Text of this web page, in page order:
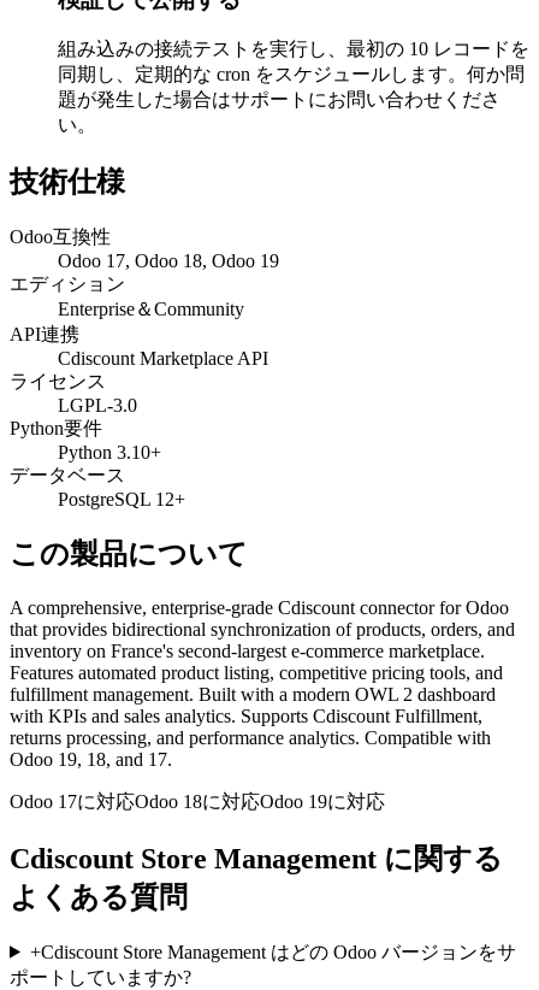
組み込みの接続テストを実行し、最初の 10 レコードを
同期し、定期的な cron をスケジュールします。何か問
題が発生した場合はサポートにお問い合わせくださ
い。
技術仕様
Odoo互換性
Odoo 17, Odoo 18, Odoo 19
エディション
Enterprise＆Community
API連携
Cdiscount Marketplace API
ライセンス
LGPL-3.0
Python要件
Python 3.10+
データベース
PostgreSQL 12+
この製品について
A comprehensive, enterprise-grade Cdiscount connector for Odoo
that provides bidirectional synchronization of products, orders, and
inventory on France's second-largest e-commerce marketplace.
Features automated product listing, competitive pricing tools, and
fulfillment management. Built with a modern OWL 2 dashboard
with KPIs and sales analytics. Supports Cdiscount Fulfillment,
returns processing, and performance analytics. Compatible with
Odoo 19, 18, and 17.
Odoo 17に対応Odoo 18に対応Odoo 19に対応
Cdiscount Store Management に関する
よくある質問
+Cdiscount Store Management はどの Odoo バージョンをサ
ポートしていますか?